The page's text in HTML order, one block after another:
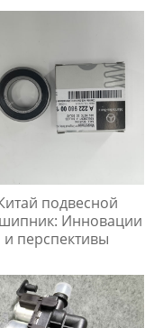
подвесной
Инновации
и перспективы